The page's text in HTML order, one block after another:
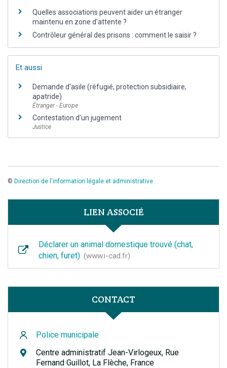
Quelles associations peuvent aider un étranger
maintenu en zone d'attente ?
Contrôleur général des prisons : comment le saisir ?
Et aussi
Demande d'asile (réfugié, protection subsidiaire,
apatride)
Étranger - Europe
Contestation d'un jugement
Justice
© Direction de l'information légale et administrative
LIEN ASSOCIÉ
Déclarer un animal domestique trouvé (chat,
chien, furet)
www.i-cad.fr
CONTACT
Police municipale
Centre administratif Jean-Virlogeux, Rue
Fernand Guillot, La Flèche, France